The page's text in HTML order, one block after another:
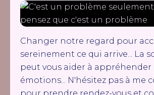
Changer notre regard pour
sereinement ce qui arrive... La
peut vous aider à appréhender
émotions... N'hésitez pas à me